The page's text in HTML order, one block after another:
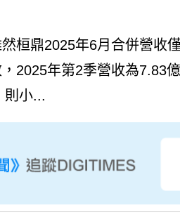
桓鼎2025年6月合併營收
2025年第2季營收為7.83
則小...